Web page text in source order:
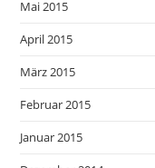
Mai 2015
April 2015
März 2015
Februar 2015
Januar 2015